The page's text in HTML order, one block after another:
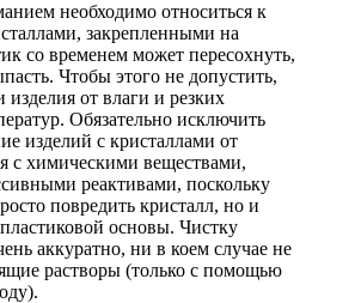
необходимо относиться к
закрепленными на
со временем может пересохнуть,
Чтобы этого не допустить,
изделия от влаги и резких
Обязательно исключить
изделий с кристаллами от
с химическими веществами,
реактивами, поскольку
повредить кристалл, но и
основы. Чистку
аккуратно, ни в коем случае не
растворы (только с помощью